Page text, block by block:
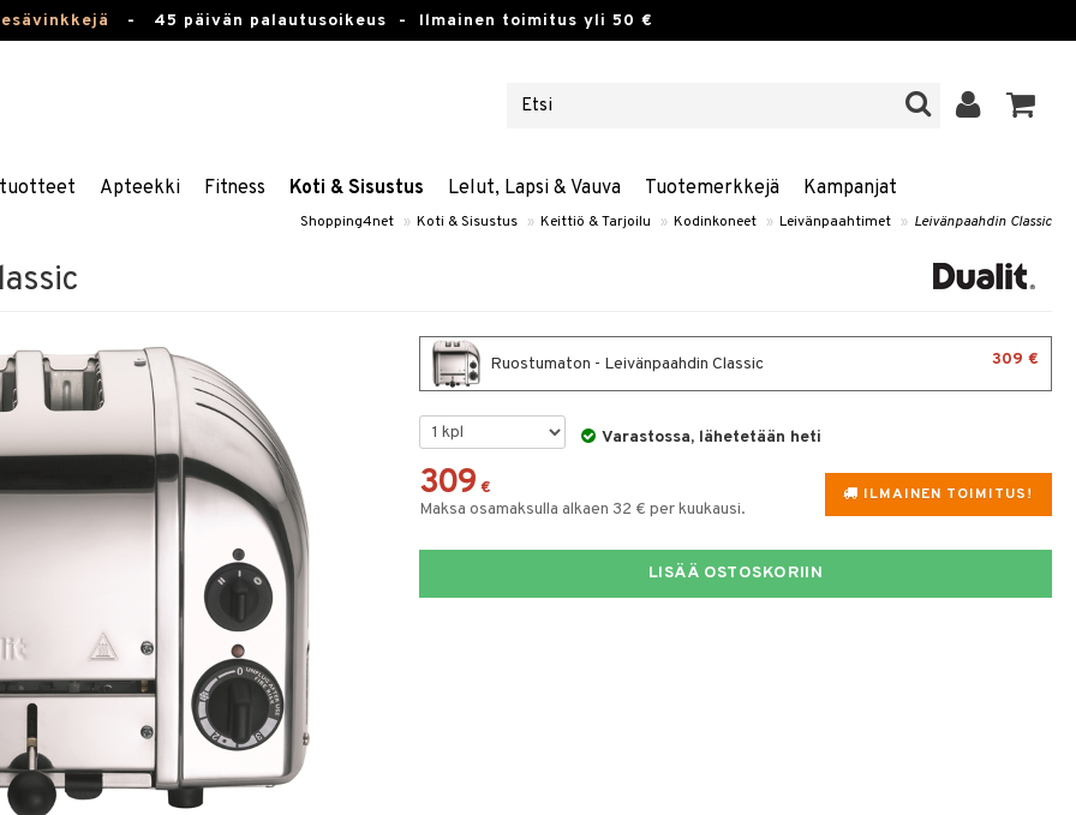
- 45 päivän palautusoikeus - Ilmainen toimitus yli 50 €
Apteekki Fitness Koti & Sisustus Lelut, Lapsi & Vauva Tuotemerkkejä Kampanjat
Shopping4net » Koti & Sisustus » Keittiö & Tarjoilu » Kodinkoneet » Leivänpaahtimet » Leivänpaahdin Classic
Ruostumaton - Leivänpaahdin Classic 309 €
Varastossa, lähetetään heti
ILMAINEN TOIMITUS!
309 €
Maksa osamaksulla alkaen 32 € per kuukausi.
LISÄÄ OSTOSKORIIN